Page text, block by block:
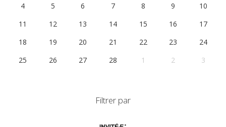
4
5 6 7 8 9
10
11
12 13 14 15 16
17
18
19 20 21 22 23
24
25
26 27 28 1 2 3
Filtrer par